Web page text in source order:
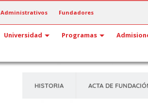
Administrativos Fundadores
Universidad Programas
HISTORIA ACTA DE